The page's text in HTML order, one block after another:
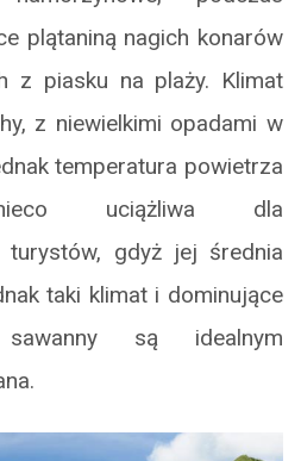
plątaniną nagich konarów
z piasku na plaży. Klimat
z niewielkimi opadami w
temperatura powietrza
uciążliwa dla
turystów, gdyż jej średnia
taki klimat i dominujące
są idealnym